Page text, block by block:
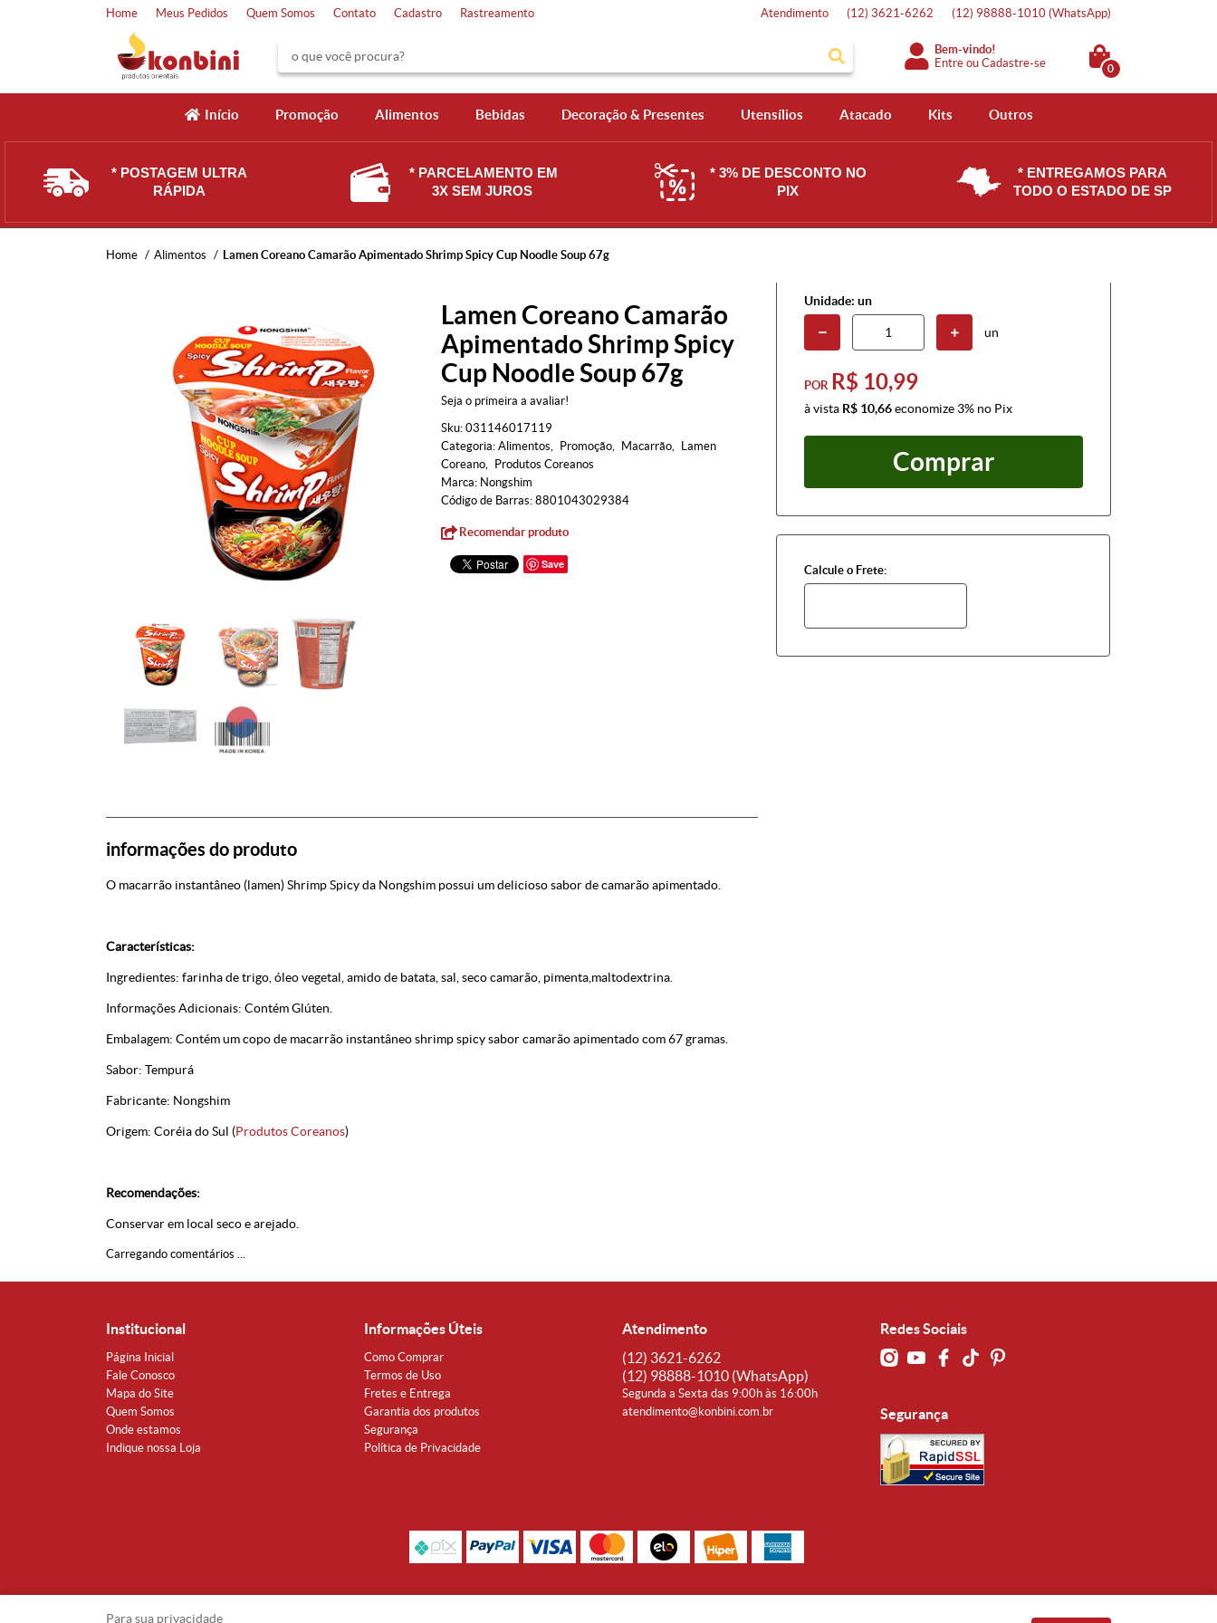
Home Meus Pedidos Quem Somos Contato Cadastro Rastreamento Atendimento (12) 3621-6262 (12) 98888-1010 (WhatsApp)
Bem-vindo!
Entre ouCadastre-se 0
Início Promoção Alimentos Bebidas Decoração & Presentes Utensílios Atacado Kits Outros
* POSTAGEM ULTRA
RÁPIDA
* PARCELAMENTO EM
3X SEM JUROS
* 3% DE DESCONTO NO
PIX
* ENTREGAMOS PARA
TODO O ESTADO DE SP
Home Alimentos Lamen Coreano Camarão Apimentado Shrimp Spicy Cup Noodle Soup 67g
Lamen Coreano Camarão
Apimentado Shrimp Spicy
Cup Noodle Soup 67g
Seja o primeira a avaliar!
Sku: 031146017119
Categoria: Alimentos Promoção Macarrão
Lamen
Coreano
Produtos Coreanos
Marca: Nongshim
Código de Barras: 8801043029384
Recomendar produto
Save
Unidade: un
un
POR R$ 10,99
à vista R$ 10,66economize 3% no Pix
Comprar
Calcule o Frete:
informações do produto
O macarrão instantâneo (lamen) Shrimp Spicy da Nongshim possui um delicioso sabor de camarão apimentado.
Características:
Ingredientes: farinha de trigo, óleo vegetal, amido de batata, sal, seco camarão, pimenta,maltodextrina.
Informações Adicionais: Contém Glúten.
Embalagem: Contém um copo de macarrão instantâneo shrimp spicy sabor camarão apimentado com 67 gramas.
Sabor: Tempurá
Fabricante: Nongshim
Origem: Coréia do Sul (Produtos Coreanos)
Recomendações:
Conservar em local seco e arejado.
Carregando comentários ...
Institucional
Página Inicial
Fale Conosco
Mapa do Site
Quem Somos
Onde estamos
Indique nossa Loja
Informações Úteis
Como Comprar
Termos de Uso
Fretes e Entrega
Garantia dos produtos
Segurança
Política de Privacidade
Atendimento
(12) 3621-6262
(12) 98888-1010 (WhatsApp)
Segunda a Sexta das 9:00h às 16:00h
atendimento@konbini.com.br
Redes Sociais
Segurança
Para sua privacidade